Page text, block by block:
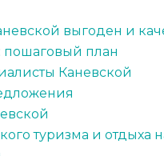
выгоден и
пошаговый план
Каневской
туризма и отдыха